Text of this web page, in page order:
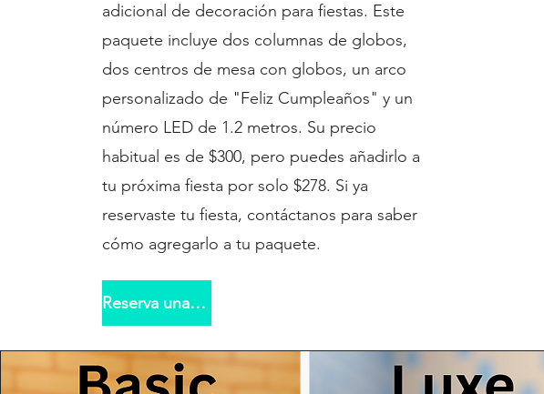
adicional de decoración para fiestas. Este
paquete incluye dos columnas de globos,
dos centros de mesa con globos, un arco
personalizado de "Feliz Cumpleaños" y un
número LED de 1.2 metros. Su precio
habitual es de $300, pero puedes añadirlo a
tu próxima fiesta por solo $278. Si ya
reservaste tu fiesta, contáctanos para saber
cómo agregarlo a tu paquete.
Reserva una fiesta